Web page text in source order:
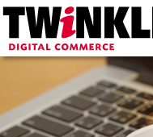
Twinkle
Digital
Commerce
Hoofdmenu